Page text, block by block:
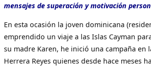
mensajes de superación y motivación
En esta ocasión la joven dominicana
emprendido un viaje a las Islas Cayman
su madre Karen, he inició una campaña en
Herrera Reyes quienes desde hace meses